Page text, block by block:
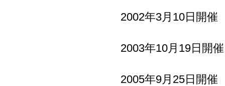
2002年3月10日開催
2003年10月19日開催
2005年9月25日開催